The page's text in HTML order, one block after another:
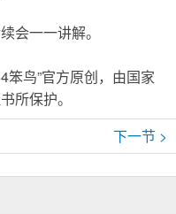
会一一讲解。
笨鸟”官方原创，由国家
所保护。
下一节 >